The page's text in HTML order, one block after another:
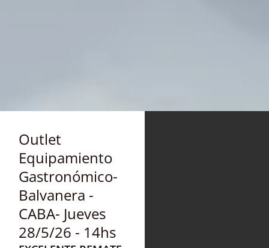
Outlet
Equipamiento
Gastronómico-
Balvanera -
CABA- Jueves
28/5/26 - 14hs